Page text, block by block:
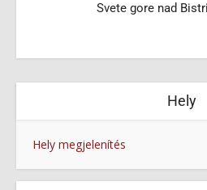
Svete gore nad
Hely
Hely megjelenítés